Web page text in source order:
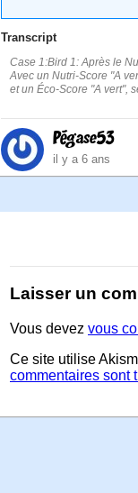
Transcript
Case 1:Bird 1: Après le
Avec un Nutri-Score "A
et un Éco-Score "A vert",
Pégase53
il y a 6 ans
Laisser un
Vous devez vous
Ce site utilise
commentaires sont